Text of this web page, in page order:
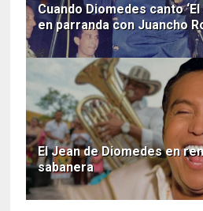
Cuando Diomedes canto
en parranda con Juancho
El Jean de Diomedes en
sabanera